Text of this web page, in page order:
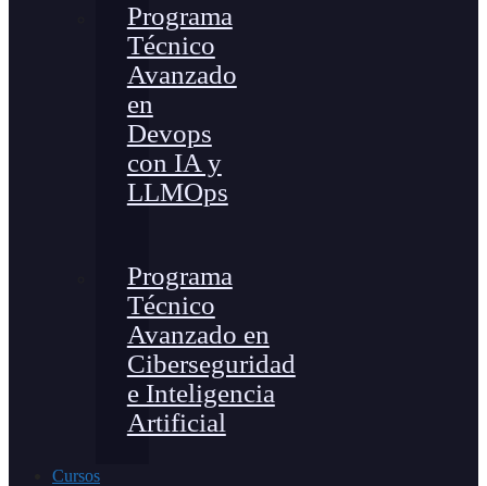
Programa
Técnico
Avanzado
en
Devops
con IA y
LLMOps
Programa
Técnico
Avanzado en
Ciberseguridad
e Inteligencia
Artificial
Cursos